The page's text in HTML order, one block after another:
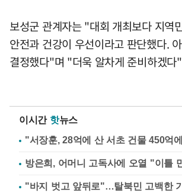
보성군 관계자는 "대회 개최보다 지역
안전과 건강이 우선이라고 판단했다.
결정했다"며 "더욱 알차게 준비하겠다
이시간 핫뉴스
"서장훈, 28억에 산 서초 건물 450억
방은희, 어머니 고독사에 오열 "이틀
"바지 벗고 앞뒤로"…탈북민 고백한